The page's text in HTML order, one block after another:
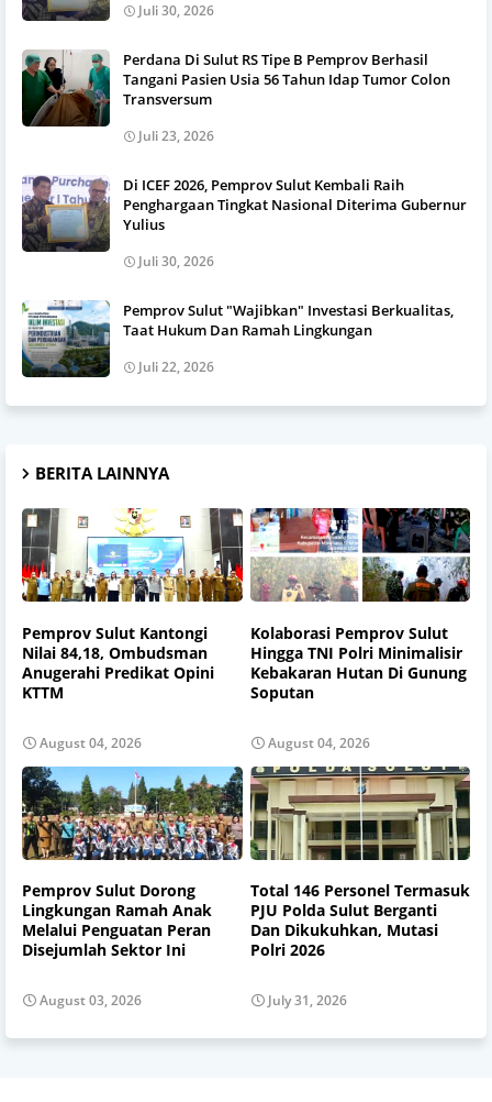
Juli 30, 2026
Perdana Di Sulut RS Tipe B Pemprov Berhasil
Tangani Pasien Usia 56 Tahun Idap Tumor Colon
Transversum
Juli 23, 2026
Di ICEF 2026, Pemprov Sulut Kembali Raih
Penghargaan Tingkat Nasional Diterima Gubernur
Yulius
Juli 30, 2026
Pemprov Sulut "Wajibkan" Investasi Berkualitas,
Taat Hukum Dan Ramah Lingkungan
Juli 22, 2026
BERITA LAINNYA
Pemprov Sulut Kantongi
Nilai 84,18, Ombudsman
Anugerahi Predikat Opini
KTTM
August 04, 2026
Kolaborasi Pemprov Sulut
Hingga TNI Polri Minimalisir
Kebakaran Hutan Di Gunung
Soputan
August 04, 2026
Pemprov Sulut Dorong
Lingkungan Ramah Anak
Melalui Penguatan Peran
Disejumlah Sektor Ini
August 03, 2026
Total 146 Personel Termasuk
PJU Polda Sulut Berganti
Dan Dikukuhkan, Mutasi
Polri 2026
July 31, 2026